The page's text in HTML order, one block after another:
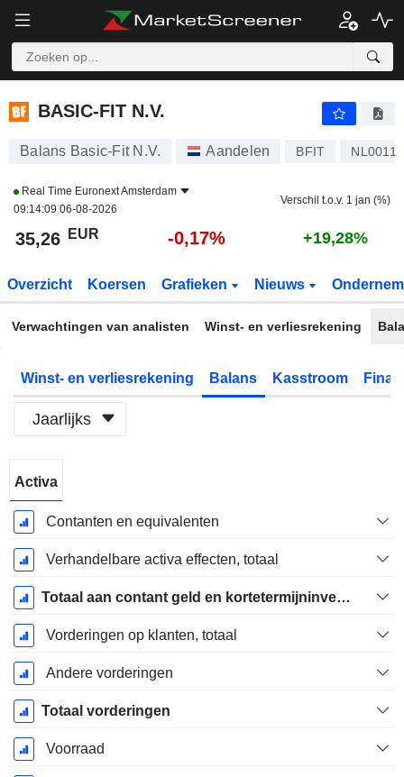
BASIC-FIT N.V.
BASIC-FIT N.V.
Balans Basic-Fit N.V. Aandelen BFIT
Real Time Euronext Amsterdam
09:14:09 06-08-2026
Verschil t.o.v. 1 jan (%)
35,26 EUR -0,17% +19,28%
Overzicht Koersen Grafieken Nieuws
Verwachtingen van analisten Winst- en verliesrekening
Winst- en verliesrekening Balans Kasstroom
Jaarlijks
boekjaar:
December
Activa
Contanten en equivalenten
Verhandelbare activa effecten, totaal
Totaal aan contant geld en kortetermijninvesteringen
Vorderingen op klanten, totaal
Andere vorderingen
Totaal vorderingen
Voorraad